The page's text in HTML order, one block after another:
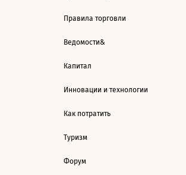
Правила торговли
Ведомости&
Капитал
Инновации и технологии
Как потратить
Туризм
Форум